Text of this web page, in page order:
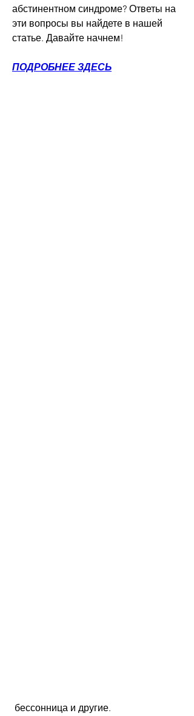
абстинентном синдроме? Ответы на
эти вопросы вы найдете в нашей
статье. Давайте начнем!
ПОДРОБНЕЕ ЗДЕСЬ
бессонница и другие.